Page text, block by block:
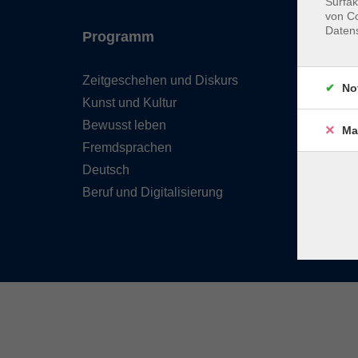
Programm
Zeitgeschehen und Diskurs
Kunst und Kultur
Bewusst leben
Fremdsprachen
Deutsch
Beruf und Digitalisierung
von